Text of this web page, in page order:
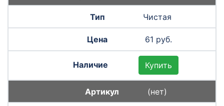
Чистая
61 руб.
Купить
(нет)